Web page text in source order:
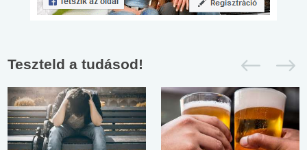
Teszteld a tudásod!